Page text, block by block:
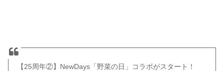
【25周年②】NewDays「野菜の日」コラボがスタート！